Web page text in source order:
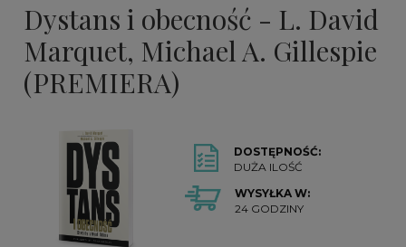
Dystans i obecność - L. David
Marquet, Michael A. Gillespie
(PREMIERA)
DOSTĘPNOŚĆ:
DUŻA ILOŚĆ
WYSYŁKA W:
24 GODZINY